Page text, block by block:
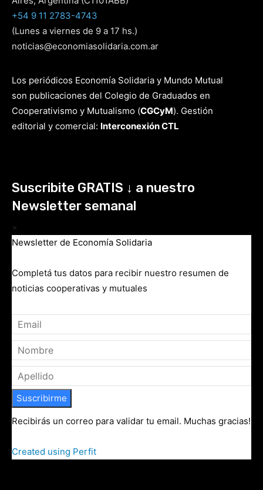
+54 9 11 2783-4743
(Lunes a viernes de 9 a 17 hs.)
noticias@economiasolidaria.com.ar
Los periódicos Economía Solidaria y Mundo Mutual
son publicaciones del Colegio de Graduados en
Cooperativismo y Mutualismo (CGCyM). Gestión
editorial y comercial: Interconexión CTL
Suscribite GRATIS ↓ a nuestro
Newsletter semanal
×
Newsletter de Economía Solidaria
Completá tus datos para recibir nuestro resumen de
noticias cooperativas y mutuales
Suscribirme
Recibirás un correo para validar tu email. Muchas gracias!
Created using Perfit